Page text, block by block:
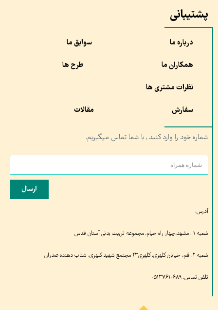
پشتیبانی
درباره ما سوابق ما
همکاران ما طرح ها
نظرات مشتری ها
سفارش مقالات
شماره خود را وارد کنید , با شما تماس میگیریم.
ارسال
آدرس:
شعبه ۱ : مشهد،چهار راه خیام, مجموعه تربیت بدنی آستان قدس
شعبه ۲: قم، خیابان کلهری، کلهری۲۳ مجتمع شهید کلهری، شتاب دهنده صدران
تلفن تماس: ۰۵۱۳۷۶۱۰۶۸۹